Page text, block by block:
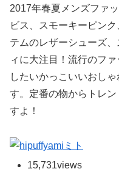
2017年春夏メンズファ
ビス、スモーキーピン
テムのレザーシューズ
ィに大注目！流行のフ
したいかっこいいおし
す。定番の物からトレ
すよ！
ミト
15,731views